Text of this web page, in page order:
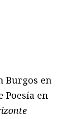
Burgos en
Poesía en